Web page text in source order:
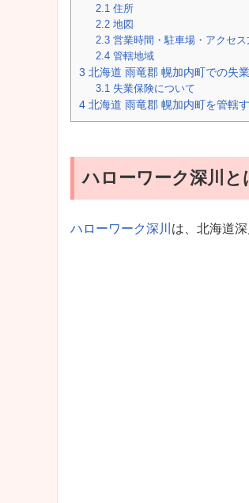
2.1 住所
2.2 地図
2.3 営業時間・駐車場・アクセス
2.4 管轄地域
3 北海道 雨竜郡 幌加内町での失
3.1 失業保険について
4 北海道 雨竜郡 幌加内町を管轄
ハローワーク深川と
ハローワーク深川 は、北海道